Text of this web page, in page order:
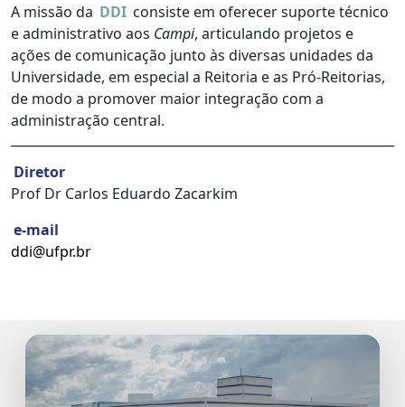
A missão da DDI consiste em oferecer suporte técnico
e administrativo aos Campi, articulando projetos e
ações de comunicação junto às diversas unidades da
Universidade, em especial a Reitoria e as Pró-Reitorias,
de modo a promover maior integração com a
administração central.
Diretor
Prof Dr Carlos Eduardo Zacarkim
e-mail
ddi@ufpr.br